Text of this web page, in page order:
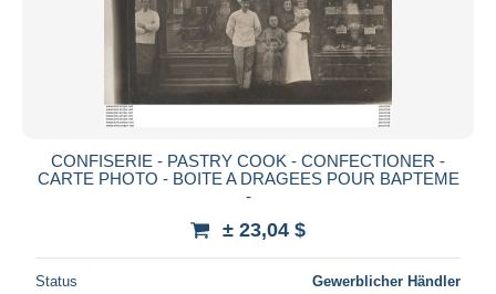
CONFISERIE - PASTRY COOK - CONFECTIONER -
CARTE PHOTO - BOITE A DRAGEES POUR BAPTEME
-
± 23,04 $
Status Gewerblicher Händler